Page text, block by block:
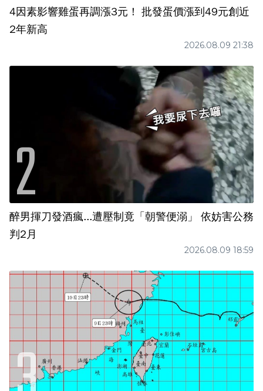
4因素影響雞蛋再調漲3元！ 批發蛋價漲到49元創近
2年新高
2026.08.09 21:38
醉男揮刀發酒瘋...遭壓制竟「朝警便溺」 依妨害公務
判2月
2026.08.09 18:59